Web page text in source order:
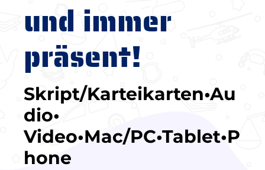
und immer
präsent!
Skript/Karteikarten•Au
dio•
Video•Mac/PC•Tablet•P
hone